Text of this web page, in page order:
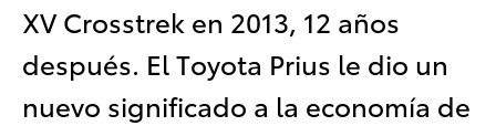
XV Crosstrek en 2013, 12 años
después. El Toyota Prius le dio un
nuevo significado a la economía de